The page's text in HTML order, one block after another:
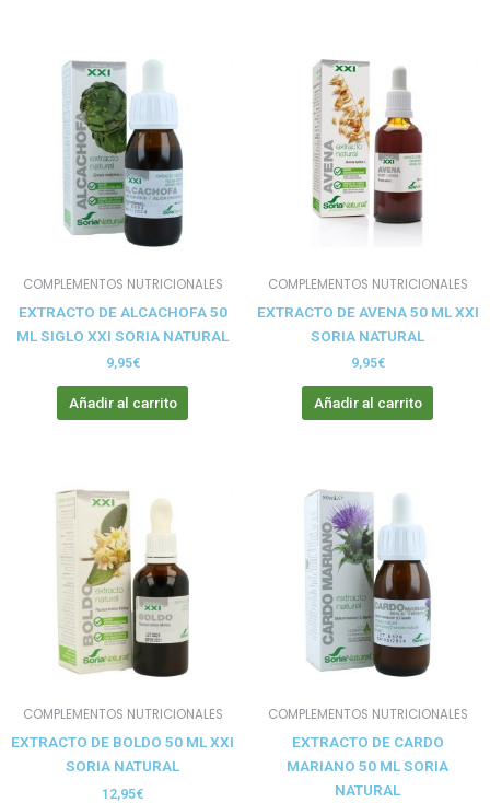
COMPLEMENTOS NUTRICIONALES
EXTRACTO DE ALCACHOFA 50
ML SIGLO XXI SORIA NATURAL
9,95€
Añadir al carrito
COMPLEMENTOS NUTRICIONALES
EXTRACTO DE AVENA 50 ML XXI
SORIA NATURAL
9,95€
Añadir al carrito
COMPLEMENTOS NUTRICIONALES
EXTRACTO DE BOLDO 50 ML XXI
SORIA NATURAL
12,95€
COMPLEMENTOS NUTRICIONALES
EXTRACTO DE CARDO
MARIANO 50 ML SORIA
NATURAL